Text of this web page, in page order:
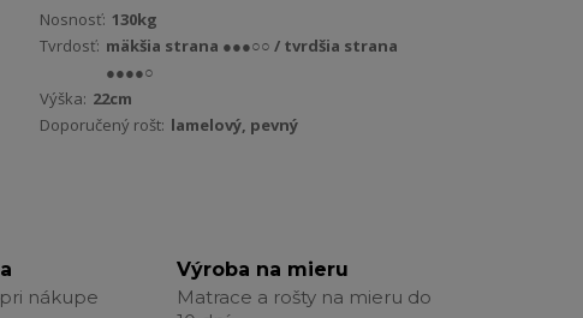
Nosnosť: 130kg
Tvrdosť: mäkšia strana ●●●○○ / tvrdšia strana
●●●●○
Výška: 22cm
Doporučený rošt: lamelový, pevný
nákupe
Výroba na mieru
Matrace a rošty na mieru do